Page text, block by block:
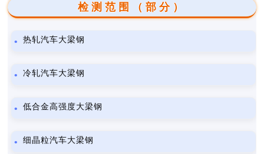
检测范围（部分）
热轧汽车大梁钢
冷轧汽车大梁钢
低合金高强度大梁钢
细晶粒汽车大梁钢